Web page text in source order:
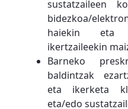
sustatzaileen
bidezkoa/
haiekin eta
ikertzaileekin
Barneko
baldintzak
eta ikerketa
eta/edo